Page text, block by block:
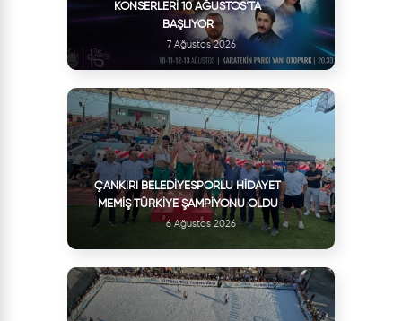
KONSERLERI 10 AĞUSTOS’TA
BAŞLIYOR
7 Ağustos 2026
ÇANKIRI BELEDIYESPORLU HIDAYET
MEMIŞ TÜRKIYE ŞAMPIYONU OLDU
6 Ağustos 2026